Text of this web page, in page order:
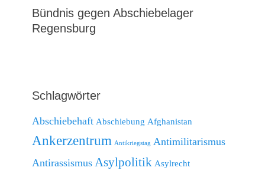
Bündnis gegen Abschiebelager
Regensburg
Schlagwörter
Abschiebehaft Abschiebung Afghanistan
Ankerzentrum Antikriegstag Antimilitarismus
Antirassismus Asylpolitik Asylrecht